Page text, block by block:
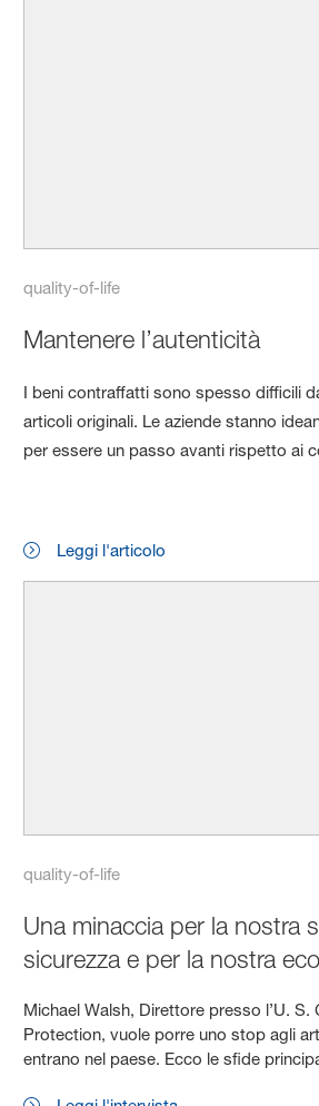
quality-of-life
Mantenere l’autenticità
I beni contraffatti sono spesso difficili
articoli originali. Le aziende stanno
per essere un passo avanti rispetto ai
Leggi l'articolo
quality-of-life
Una minaccia per la nostra
sicurezza e per la nostra
Michael Walsh, Direttore presso l’U.
Protection, vuole porre uno stop agli
entrano nel paese. Ecco le sfide